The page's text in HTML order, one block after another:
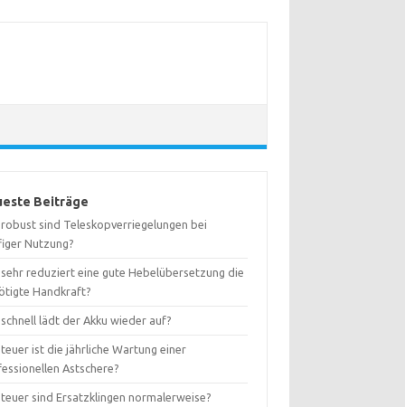
Beiträge
sind Teleskopverriegelungen bei
Nutzung?
reduziert eine gute Hebelübersetzung die
Handkraft?
lädt der Akku wieder auf?
ist die jährliche Wartung einer
Astschere?
sind Ersatzklingen normalerweise?